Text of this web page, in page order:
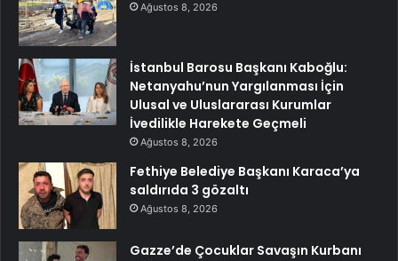
Ağustos 8, 2026
İstanbul Barosu Başkanı Kaboğlu:
Netanyahu’nun Yargılanması İçin
Ulusal ve Uluslararası Kurumlar
İvedilikle Harekete Geçmeli
Ağustos 8, 2026
Fethiye Belediye Başkanı Karaca’ya
saldırıda 3 gözaltı
Ağustos 8, 2026
Gazze’de Çocuklar Savaşın Kurbanı